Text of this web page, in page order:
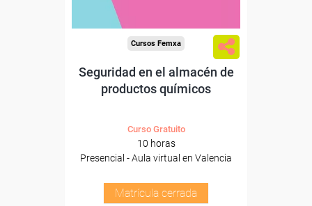
Cursos Femxa
Seguridad en el almacén de
productos químicos
Curso Gratuito
10 horas
Presencial - Aula virtual en Valencia
Matrícula cerrada